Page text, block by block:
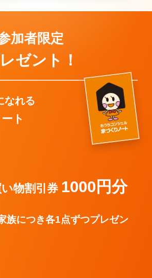
加者限定
ゼント！
なれる
ト
物割引券 1000円分
族につき各1点ずつプレゼン